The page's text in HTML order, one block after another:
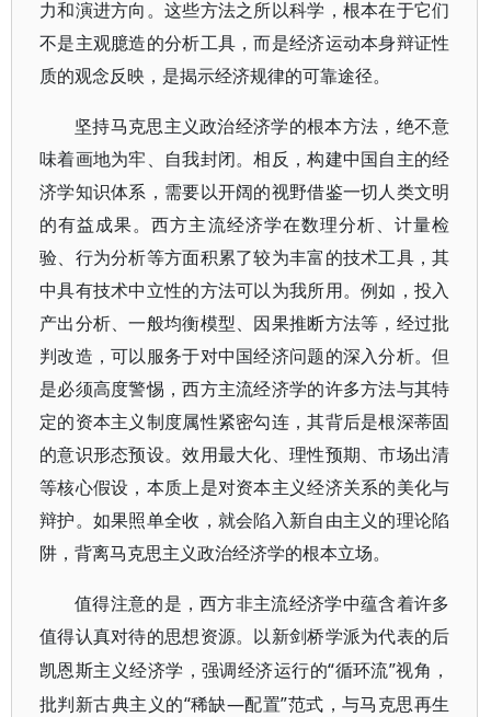
力和演进方向。这些方法之所以科学，根本在于它们
不是主观臆造的分析工具，而是经济运动本身辩证性
质的观念反映，是揭示经济规律的可靠途径。
坚持马克思主义政治经济学的根本方法，绝不意
味着画地为牢、自我封闭。相反，构建中国自主的经
济学知识体系，需要以开阔的视野借鉴一切人类文明
的有益成果。西方主流经济学在数理分析、计量检
验、行为分析等方面积累了较为丰富的技术工具，其
中具有技术中立性的方法可以为我所用。例如，投入
产出分析、一般均衡模型、因果推断方法等，经过批
判改造，可以服务于对中国经济问题的深入分析。但
是必须高度警惕，西方主流经济学的许多方法与其特
定的资本主义制度属性紧密勾连，其背后是根深蒂固
的意识形态预设。效用最大化、理性预期、市场出清
等核心假设，本质上是对资本主义经济关系的美化与
辩护。如果照单全收，就会陷入新自由主义的理论陷
阱，背离马克思主义政治经济学的根本立场。
值得注意的是，西方非主流经济学中蕴含着许多
值得认真对待的思想资源。以新剑桥学派为代表的后
凯恩斯主义经济学，强调经济运行的“循环流”视角，
批判新古典主义的“稀缺—配置”范式，与马克思再生